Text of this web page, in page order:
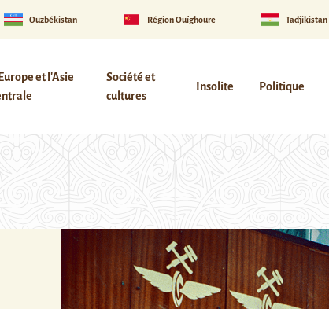
Ouzbékistan Région Ouïghoure Tadjikistan
et l'Asie
Société et
cultures
Insolite Politique